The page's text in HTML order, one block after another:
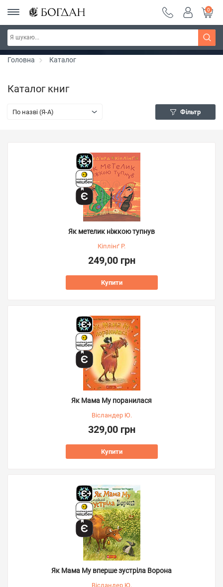
Серія "Чейзіана" ~ знижка 20%
0
Головна Каталог
Каталог книг
По назві (Я-А) Фільтр
Як метелик ніжкою тупнув
Кіплінґ Р.
249,00 грн
Купити
Як Мама Му поранилася
Вісландер Ю.
329,00 грн
Купити
Як Мама Му вперше зустріла Ворона
Вісландер Ю.